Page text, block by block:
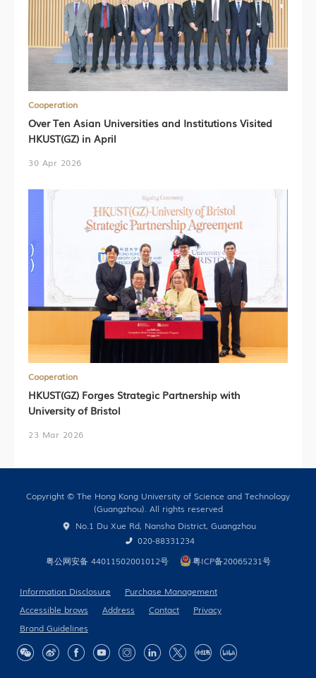
Cooperation
Over Ten Asian Universities and Institutions Visited
HKUST(GZ) in April
30 Apr 2026
Cooperation
HKUST(GZ) Forges Strategic Partnership with
University of Bristol
23 Mar 2026
Copyright © The Hong Kong University of Science and Technology
(Guangzhou). All rights reserved
No.1 Du Xue Rd, Nansha District, Guangzhou
020-88331234
粤公网安备 44011502001012号
粤ICP备20065231号
Information Disclosure
Purchase Management
Accessible brows
Address Contact
Privacy
Brand Guidelines